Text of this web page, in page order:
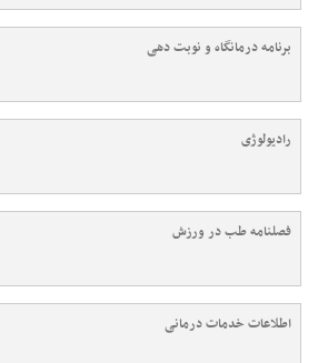
برنامه درمانگاه و نوبت دهی
رادیولوژی
فصلنامه طب در ورزش
اطلاعات خدمات درمانی